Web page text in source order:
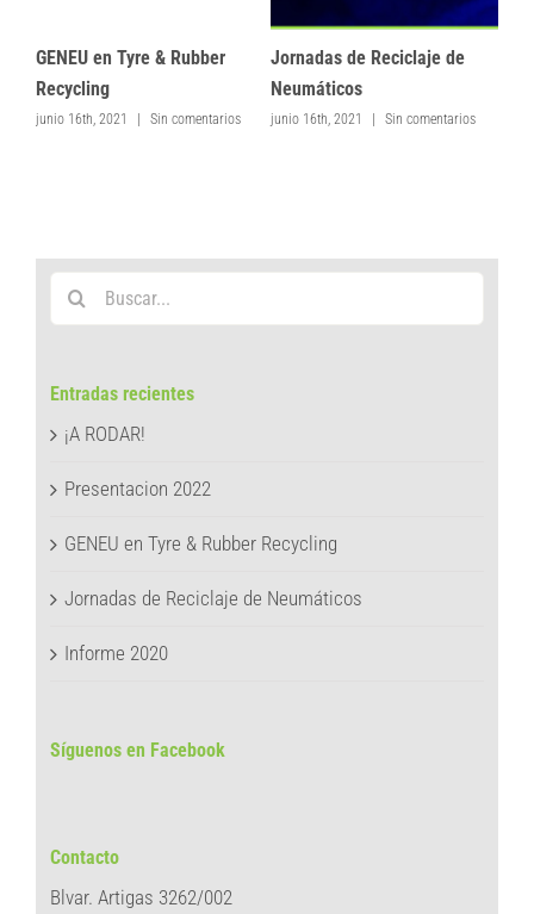
GENEU en Tyre & Rubber
Recycling
junio 16th, 2021 | Sin comentarios
Jornadas de Reciclaje de
Neumáticos
junio 16th, 2021 | Sin comentarios
Buscar:
Entradas recientes
¡A RODAR!
Presentacion 2022
GENEU en Tyre & Rubber Recycling
Jornadas de Reciclaje de Neumáticos
Informe 2020
Síguenos en Facebook
Contacto
Blvar. Artigas 3262/002